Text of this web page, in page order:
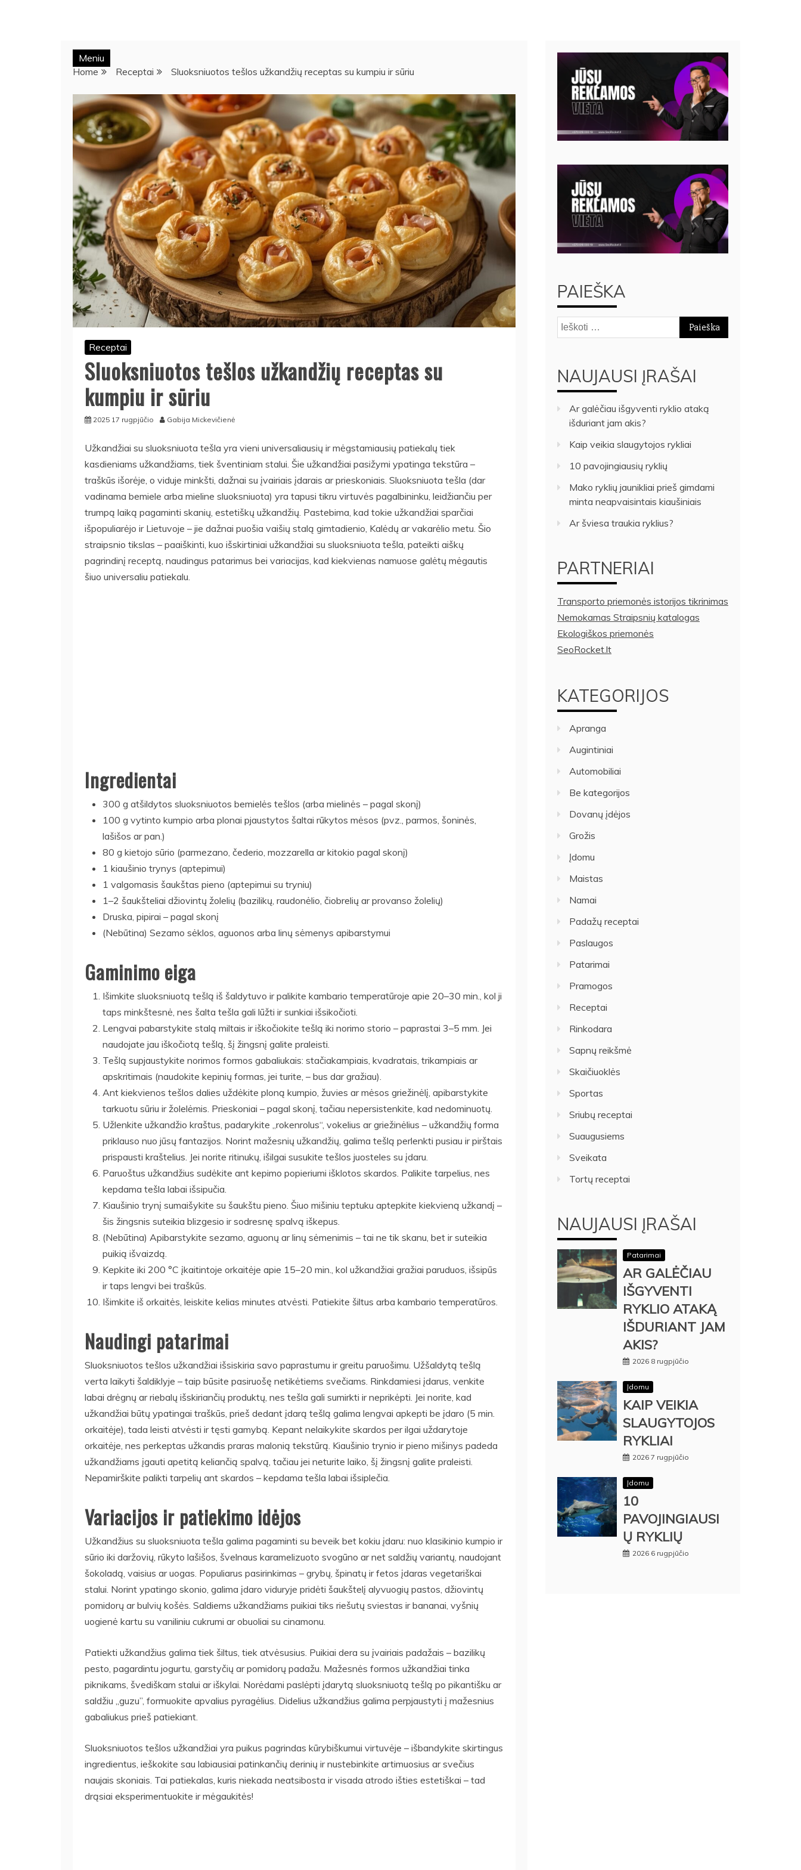
Meniu
Home
Receptai Sluoksniuotos tešlos užkandžių receptas su kumpiu ir sūriu
Receptai
Sluoksniuotos tešlos užkandžių receptas su
kumpiu ir sūriu
2025 17 rugpjūčio Gabija Mickevičienė
Užkandžiai su sluoksniuota tešla yra vieni universaliausių ir mėgstamiausių patiekalų tiek
kasdieniams užkandžiams, tiek šventiniam stalui. Šie užkandžiai pasižymi ypatinga tekstūra –
traškūs išorėje, o viduje minkšti, dažnai su įvairiais įdarais ar prieskoniais. Sluoksniuota tešla (dar
vadinama bemiele arba mieline sluoksniuota) yra tapusi tikru virtuvės pagalbininku, leidžiančiu per
trumpą laiką pagaminti skanių, estetiškų užkandžių. Pastebima, kad tokie užkandžiai sparčiai
išpopuliarėjo ir Lietuvoje – jie dažnai puošia vaišių stalą gimtadienio, Kalėdų ar vakarėlio metu. Šio
straipsnio tikslas – paaiškinti, kuo išskirtiniai užkandžiai su sluoksniuota tešla, pateikti aiškų
pagrindinį receptą, naudingus patarimus bei variacijas, kad kiekvienas namuose galėtų mėgautis
šiuo universaliu patiekalu.
Ingredientai
300 g atšildytos sluoksniuotos bemielės tešlos (arba mielinės – pagal skonį)
100 g vytinto kumpio arba plonai pjaustytos šaltai rūkytos mėsos (pvz., parmos, šoninės,
lašišos ar pan.)
80 g kietojo sūrio (parmezano, čederio, mozzarella ar kitokio pagal skonį)
1 kiaušinio trynys (aptepimui)
1 valgomasis šaukštas pieno (aptepimui su tryniu)
1–2 šaukšteliai džiovintų žolelių (bazilikų, raudonėlio, čiobrelių ar provanso žolelių)
Druska, pipirai – pagal skonį
(Nebūtina) Sezamo sėklos, aguonos arba linų sėmenys apibarstymui
Gaminimo eiga
Išimkite sluoksniuotą tešlą iš šaldytuvo ir palikite kambario temperatūroje apie 20–30 min., kol ji
taps minkštesnė, nes šalta tešla gali lūžti ir sunkiai išsikočioti.
Lengvai pabarstykite stalą miltais ir iškočiokite tešlą iki norimo storio – paprastai 3–5 mm. Jei
naudojate jau iškočiotą tešlą, šį žingsnį galite praleisti.
Tešlą supjaustykite norimos formos gabaliukais: stačiakampiais, kvadratais, trikampiais ar
apskritimais (naudokite kepinių formas, jei turite, – bus dar gražiau).
Ant kiekvienos tešlos dalies uždėkite ploną kumpio, žuvies ar mėsos griežinėlį, apibarstykite
tarkuotu sūriu ir žolelėmis. Prieskoniai – pagal skonį, tačiau nepersistenkite, kad nedominuotų.
Užlenkite užkandžio kraštus, padarykite „rokenrolus“, vokelius ar griežinėlius – užkandžių forma
priklauso nuo jūsų fantazijos. Norint mažesnių užkandžių, galima tešlą perlenkti pusiau ir pirštais
prispausti kraštelius. Jei norite ritinukų, išilgai susukite tešlos juosteles su įdaru.
Paruoštus užkandžius sudėkite ant kepimo popieriumi išklotos skardos. Palikite tarpelius, nes
kepdama tešla labai išsipučia.
Kiaušinio trynį sumaišykite su šaukštu pieno. Šiuo mišiniu teptuku aptepkite kiekvieną užkandį –
šis žingsnis suteikia blizgesio ir sodresnę spalvą iškepus.
(Nebūtina) Apibarstykite sezamo, aguonų ar linų sėmenimis – tai ne tik skanu, bet ir suteikia
puikią išvaizdą.
Kepkite iki 200 °C įkaitintoje orkaitėje apie 15–20 min., kol užkandžiai gražiai paruduos, išsipūs
ir taps lengvi bei traškūs.
Išimkite iš orkaitės, leiskite kelias minutes atvėsti. Patiekite šiltus arba kambario temperatūros.
Naudingi patarimai
Sluoksniuotos tešlos užkandžiai išsiskiria savo paprastumu ir greitu paruošimu. Užšaldytą tešlą
verta laikyti šaldiklyje – taip būsite pasiruošę netikėtiems svečiams. Rinkdamiesi įdarus, venkite
labai drėgnų ar riebalų išskiriančių produktų, nes tešla gali sumirkti ir neprikėpti. Jei norite, kad
užkandžiai būtų ypatingai traškūs, prieš dedant įdarą tešlą galima lengvai apkepti be įdaro (5 min.
orkaitėje), tada leisti atvėsti ir tęsti gamybą. Kepant nelaikykite skardos per ilgai uždarytoje
orkaitėje, nes perkeptas užkandis praras malonią tekstūrą. Kiaušinio trynio ir pieno mišinys padeda
užkandžiams įgauti apetitą keliančią spalvą, tačiau jei neturite laiko, šį žingsnį galite praleisti.
Nepamirškite palikti tarpelių ant skardos – kepdama tešla labai išsiplečia.
Variacijos ir patiekimo idėjos
Užkandžius su sluoksniuota tešla galima pagaminti su beveik bet kokiu įdaru: nuo klasikinio kumpio ir
sūrio iki daržovių, rūkyto lašišos, švelnaus karamelizuoto svogūno ar net saldžių variantų, naudojant
šokoladą, vaisius ar uogas. Populiarus pasirinkimas – grybų, špinatų ir fetos įdaras vegetariškai
stalui. Norint ypatingo skonio, galima įdaro viduryje pridėti šaukštelį alyvuogių pastos, džiovintų
pomidorų ar bulvių košės. Saldiems užkandžiams puikiai tiks riešutų sviestas ir bananai, vyšnių
uogienė kartu su vaniliniu cukrumi ar obuoliai su cinamonu.
Patiekti užkandžius galima tiek šiltus, tiek atvėsusius. Puikiai dera su įvairiais padažais – bazilikų
pesto, pagardintu jogurtu, garstyčių ar pomidorų padažu. Mažesnės formos užkandžiai tinka
piknikams, švediškam stalui ar iškylai. Norėdami paslėpti įdarytą sluoksniuotą tešlą po pikantišku ar
saldžiu „guzu”, formuokite apvalius pyragėlius. Didelius užkandžius galima perpjaustyti į mažesnius
gabaliukus prieš patiekiant.
Sluoksniuotos tešlos užkandžiai yra puikus pagrindas kūrybiškumui virtuvėje – išbandykite skirtingus
ingredientus, ieškokite sau labiausiai patinkančių derinių ir nustebinkite artimuosius ar svečius
naujais skoniais. Tai patiekalas, kuris niekada neatsibosta ir visada atrodo išties estetiškai – tad
drąsiai eksperimentuokite ir mėgaukitės!
PAIEŠKA
Ieškoti:
NAUJAUSI ĮRAŠAI
Ar galėčiau išgyventi ryklio ataką
išduriant jam akis?
Kaip veikia slaugytojos rykliai
10 pavojingiausių ryklių
Mako ryklių jaunikliai prieš gimdami
minta neapvaisintais kiaušiniais
Ar šviesa traukia ryklius?
PARTNERIAI
Transporto priemonės istorijos tikrinimas
Nemokamas Straipsnių katalogas
Ekologiškos priemonės
SeoRocket.lt
KATEGORIJOS
Apranga
Augintiniai
Automobiliai
Be kategorijos
Dovanų įdėjos
Grožis
Įdomu
Maistas
Namai
Padažų receptai
Paslaugos
Patarimai
Pramogos
Receptai
Rinkodara
Sapnų reikšmė
Skaičiuoklės
Sportas
Sriubų receptai
Suaugusiems
Sveikata
Tortų receptai
NAUJAUSI ĮRAŠAI
Patarimai
AR GALĖČIAU
IŠGYVENTI
RYKLIO ATAKĄ
IŠDURIANT JAM
AKIS?
2026 8 rugpjūčio
Įdomu
KAIP VEIKIA
SLAUGYTOJOS
RYKLIAI
2026 7 rugpjūčio
Įdomu
10
PAVOJINGIAUSI
Ų RYKLIŲ
2026 6 rugpjūčio